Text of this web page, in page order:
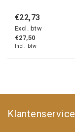
€22,73
Excl. btw
€27,50
Incl. btw
Klantenservice